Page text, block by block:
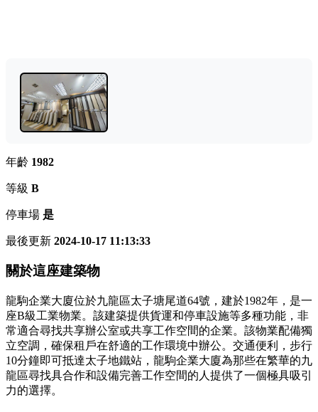
年齡 1982
等級 B
停車場 是
最後更新 2024-10-17 11:13:33
關於這座建築物
龍駒企業大廈位於九龍區太子塘尾道64號，建於1982年，是一
座B級工業物業。該建築提供貨運和停車設施等多種功能，非
常適合尋找共享辦公室或共享工作空間的企業。該物業配備獨
立空調，確保租戶在舒適的工作環境中辦公。交通便利，步行
10分鐘即可抵達太子地鐵站，龍駒企業大廈為那些在繁華的九
龍區尋找具合作和設備完善工作空間的人提供了一個極具吸引
力的選擇。